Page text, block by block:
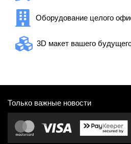
Оборудование целого
3D макет вашего
Только важные новости